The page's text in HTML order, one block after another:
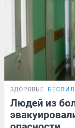
ЗДОРОВЬЕ
Людей из